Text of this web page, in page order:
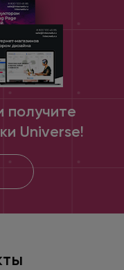
получите
Universe!